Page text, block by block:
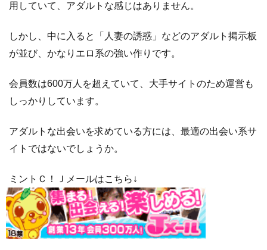
用していて、アダルトな感じはありません。
しかし、中に入ると「人妻の誘惑」などのアダルト掲示板
が並び、かなりエロ系の強い作りです。
会員数は600万人を超えていて、大手サイトのため運営も
しっかりしています。
アダルトな出会いを求めている方には、最適の出会い系サ
イトではないでしょうか。
ミントＣ！Ｊメールはこちら↓